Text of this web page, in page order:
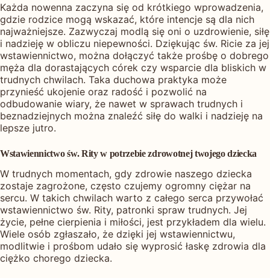
Każda nowenna zaczyna się od krótkiego wprowadzenia,
gdzie rodzice mogą wskazać, które intencje są dla nich
najważniejsze. Zazwyczaj modlą się oni o uzdrowienie, siłę
i nadzieję w obliczu niepewności. Dziękując św. Ricie za jej
wstawiennictwo, można dołączyć także prośbę o dobrego
męża dla dorastających córek czy wsparcie dla bliskich w
trudnych chwilach. Taka duchowa praktyka może
przynieść ukojenie oraz radość i pozwolić na
odbudowanie wiary, że nawet w sprawach trudnych i
beznadziejnych można znaleźć siłę do walki i nadzieję na
lepsze jutro.
Wstawiennictwo św. Rity w potrzebie zdrowotnej twojego dziecka
W trudnych momentach, gdy zdrowie naszego dziecka
zostaje zagrożone, często czujemy ogromny ciężar na
sercu. W takich chwilach warto z całego serca przywołać
wstawiennictwo św. Rity, patronki spraw trudnych. Jej
życie, pełne cierpienia i miłości, jest przykładem dla wielu.
Wiele osób zgłaszało, że dzięki jej wstawiennictwu,
modlitwie i prośbom udało się wyprosić łaskę zdrowia dla
ciężko chorego dziecka.